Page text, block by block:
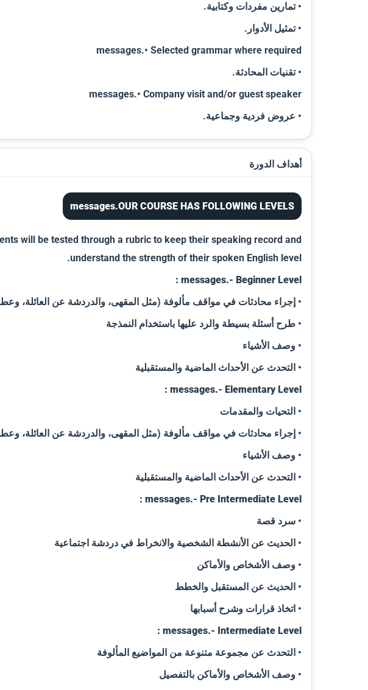
• تمارين مفردات وكتابية.
• تمثيل الأدوار.
messages.• Selected grammar where required
• تقنيات المحادثة.
messages.• Company visit and/or guest speaker
• عروض فردية وجماعية.
أهداف الدورة
messages.OUR COURSE HAS FOLLOWING LEVELS
will be tested through a rubric to keep their speaking record and
understand the strength of their spoken English level.
messages.- Beginner Level :
• إجراء محادثات في مواقف مألوفة (مثل المقهى، والدردشة عن العائلة،
• طرح أسئلة بسيطة والرد عليها باستخدام النمذجة
• وصف الأشياء
• التحدث عن الأحداث الماضية والمستقبلية
messages.- Elementary Level :
• التحيات والمقدمات
• إجراء محادثات في مواقف مألوفة (مثل المقهى، والدردشة عن العائلة،
• وصف الأشياء
• التحدث عن الأحداث الماضية والمستقبلية
messages.- Pre Intermediate Level :
• سرد قصة
• الحديث عن الأنشطة الشخصية والانخراط في دردشة اجتماعية
• وصف الأشخاص والأماكن
• الحديث عن المستقبل والخطط
• اتخاذ قرارات وشرح أسبابها
messages.- Intermediate Level :
• التحدث عن مجموعة متنوعة من المواضيع المألوفة
• وصف الأشخاص والأماكن بالتفصيل